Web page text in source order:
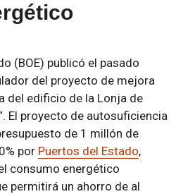
(BOE) publicó el pasado
del proyecto de mejora
del edificio de la Lonja de
El proyecto de autosuficiencia
de 1 millón de
por Puertos del Estado,
consumo energético
permitirá un ahorro de al